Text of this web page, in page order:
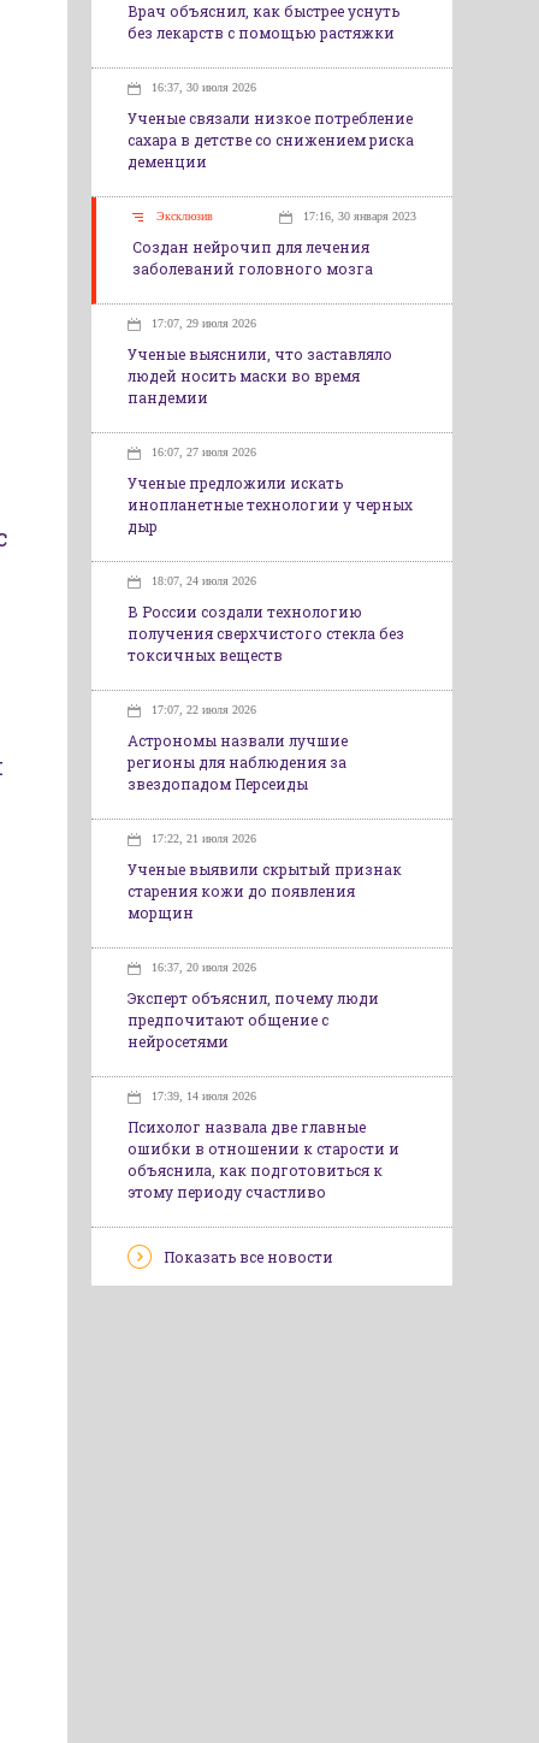
Врач объяснил, как быстрее уснуть
без лекарств с помощью растяжки
16:37, 30 июля 2026
Ученые связали низкое потребление
сахара в детстве со снижением риска
деменции
Эксклюзив 17:16, 30 января 2023
Создан нейрочип для лечения
заболеваний головного мозга
17:07, 29 июля 2026
Ученые выяснили, что заставляло
людей носить маски во время
пандемии
16:07, 27 июля 2026
Ученые предложили искать
инопланетные технологии у черных
дыр
18:07, 24 июля 2026
В России создали технологию
получения сверхчистого стекла без
токсичных веществ
17:07, 22 июля 2026
Астрономы назвали лучшие
регионы для наблюдения за
звездопадом Персеиды
17:22, 21 июля 2026
Ученые выявили скрытый признак
старения кожи до появления
морщин
16:37, 20 июля 2026
Эксперт объяснил, почему люди
предпочитают общение с
нейросетями
17:39, 14 июля 2026
Психолог назвала две главные
ошибки в отношении к старости и
объяснила, как подготовиться к
этому периоду счастливо
Показать все новости